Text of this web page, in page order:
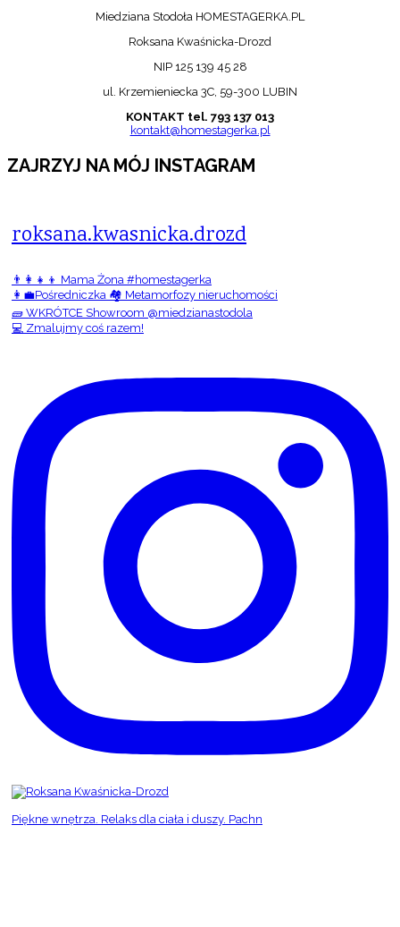
Miedziana Stodoła HOMESTAGERKA.PL
Roksana Kwaśnicka-Drozd
NIP 125 139 45 28
ul. Krzemieniecka 3C, 59-300 LUBIN
KONTAKT tel. 793 137 013
kontakt@homestagerka.pl
ZAJRZYJ NA MÓJ INSTAGRAM
roksana.kwasnicka.drozd
👨‍👩‍👧‍👦 Mama Żona #homestagerka
👩‍💼Pośredniczka 🏘️ Metamorfozy nieruchomości
🧱 WKRÓTCE Showroom @miedzianastodola
💻 Zmalujmy coś razem!
Piękne wnętrza. Relaks dla ciała i duszy. Pachn